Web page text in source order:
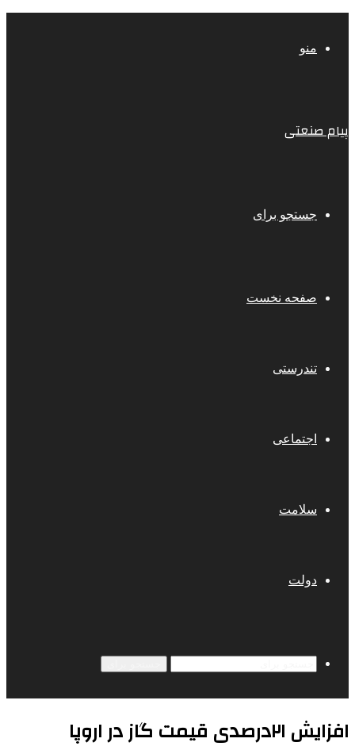
منو
پیام صنعتی
جستجو برای
صفحه نخست
تندرستی
اجتماعی
سلامت
دولت
افزایش ۲۱درصدی قیمت گاز در اروپا